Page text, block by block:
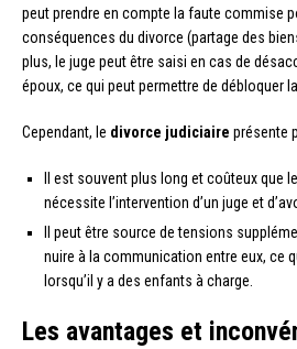
peut prendre en compte la faute commise
conséquences du divorce (partage des
plus, le juge peut être saisi en cas de
époux, ce qui peut permettre de débloquer
Cependant, le divorce judiciaire présente
Il est souvent plus long et coûteux que
nécessite l’intervention d’un juge et
Il peut être source de tensions
nuire à la communication entre eux, ce
lorsqu’il y a des enfants à charge.
Les avantages et